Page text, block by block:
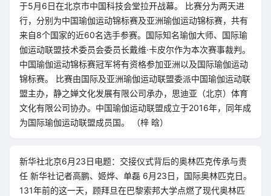
于5月6日在北京市中国科技会堂拉开战幕。 比赛分为两天进
行，分别为中国瑜伽运动锦标赛及亚洲瑜伽运动锦标赛，共有
来自8个国家的近60名选手参赛。国际知名瑜伽大师、国际瑜
伽运动联盟技术委员会委员长戴维·卡皮尔作为本次赛事裁判。
中国瑜伽运动锦标赛冠军将有资格参加亚洲以及国际瑜伽运动
锦标赛。 比赛由国际及亚洲瑜伽运动联盟委派中国瑜伽运动联
盟主办，静之婵文化发展有限公司承办，思迪亚（北京）体育
文化有限公司协办。中国瑜伽运动联盟成立于2016年，同年成
为国际瑜伽运动联盟成员国。 （梓 晗）
新华社北京6月23日电题：交接仪式背后的奥林匹克传承与责
任 新华社记者高鹏、姬烨、单磊 6月23日，国际奥林匹克日。
131年前的这一天，顾拜旦在巴黎索邦大学点燃了现代奥林匹